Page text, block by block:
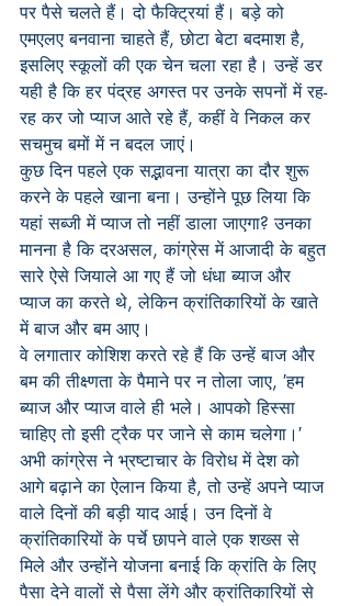
पर पैसे चलते हैं। दो फैक्ट्रियां हैं। बड़े को
एमएलए बनवाना चाहते हैं, छोटा बेटा बदमाश है,
इसलिए स्कूलों की एक चेन चला रहा है। उन्हें डर
यही है कि हर पंद्रह अगस्त पर उनके सपनों में रह-
रह कर जो प्याज आते रहे हैं, कहीं वे निकल कर
सचमुच बमों में न बदल जाएं।
कुछ दिन पहले एक सद्भावना यात्रा का दौर शुरू
करने के पहले खाना बना। उन्होंने पूछ लिया कि
यहां सब्जी में प्याज तो नहीं डाला जाएगा? उनका
मानना है कि दरअसल, कांग्रेस में आजादी के बहुत
सारे ऐसे जियाले आ गए हैं जो धंधा ब्याज और
प्याज का करते थे, लेकिन क्रांतिकारियों के खाते
में बाज और बम आए।
वे लगातार कोशिश करते रहे हैं कि उन्हें बाज और
बम की तीक्ष्णता के पैमाने पर न तोला जाए, ′हम
ब्याज और प्याज वाले ही भले। आपको हिस्सा
चाहिए तो इसी ट्रैक पर जाने से काम चलेगा।′
अभी कांग्रेस ने भ्रष्टाचार के विरोध में देश को
आगे बढ़ाने का ऐलान किया है, तो उन्हें अपने प्याज
वाले दिनों की बड़ी याद आई। उन दिनों वे
क्रांतिकारियों के पर्चे छापने वाले एक शख्स से
मिले और उन्होंने योजना बनाई कि क्रांति के लिए
पैसा देने वालों से पैसा लेंगे और क्रांतिकारियों से